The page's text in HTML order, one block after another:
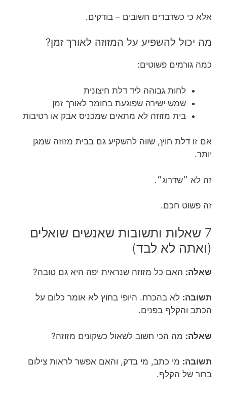
אלא כי כשדברים חשובים – בודקים.
מה יכול להשפיע על המזוזה לאורך זמן?
כמה גורמים פשוטים:
לחות גבוהה ליד דלת חיצונית
שמש ישירה שפוגעת בחומר לאורך זמן
בית מזוזה לא מתאים שמכניס אבק או רטיבות
אם זו דלת חוץ, שווה להשקיע גם בבית מזוזה שמגן
יותר.
זה לא ״שדרוג״.
זה פשוט חכם.
7 שאלות ותשובות שאנשים שואלים
(ואתה לא לבד)
שאלה: האם כל מזוזה שנראית יפה היא גם טובה?
תשובה: לא בהכרח. היופי בחוץ לא אומר כלום על
הכתב והקלף בפנים.
שאלה: מה הכי חשוב לשאול כשקונים מזוזה?
תשובה: מי כתב, מי בדק, והאם אפשר לראות צילום
ברור של הקלף.